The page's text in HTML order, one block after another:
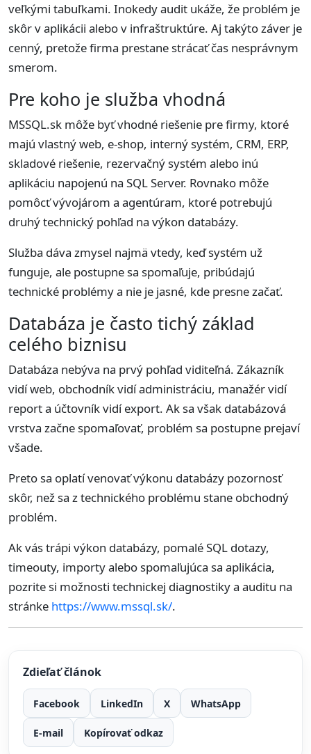
veľkými tabuľkami. Inokedy audit ukáže, že problém je
skôr v aplikácii alebo v infraštruktúre. Aj takýto záver je
cenný, pretože firma prestane strácať čas nesprávnym
smerom.
Pre koho je služba vhodná
MSSQL.sk môže byť vhodné riešenie pre firmy, ktoré
majú vlastný web, e-shop, interný systém, CRM, ERP,
skladové riešenie, rezervačný systém alebo inú
aplikáciu napojenú na SQL Server. Rovnako môže
pomôcť vývojárom a agentúram, ktoré potrebujú
druhý technický pohľad na výkon databázy.
Služba dáva zmysel najmä vtedy, keď systém už
funguje, ale postupne sa spomaľuje, pribúdajú
technické problémy a nie je jasné, kde presne začať.
Databáza je často tichý základ
celého biznisu
Databáza nebýva na prvý pohľad viditeľná. Zákazník
vidí web, obchodník vidí administráciu, manažér vidí
report a účtovník vidí export. Ak sa však databázová
vrstva začne spomaľovať, problém sa postupne prejaví
všade.
Preto sa oplatí venovať výkonu databázy pozornosť
skôr, než sa z technického problému stane obchodný
problém.
Ak vás trápi výkon databázy, pomalé SQL dotazy,
timeouty, importy alebo spomaľujúca sa aplikácia,
pozrite si možnosti technickej diagnostiky a auditu na
stránke https://www.mssql.sk/.
Zdieľať článok
Facebook LinkedIn X WhatsApp
E-mail Kopírovať odkaz